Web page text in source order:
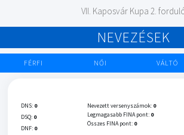
VII. Kaposvár Kupa 2.
NEVEZÉSEK
FÉRFI NŐI VÁLTÓ
DNS: 0
DSQ: 0
DNF: 0
Nevezett versenyszámok: 0
Legmagasabb FINA pont: 0
Összes FINA pont: 0